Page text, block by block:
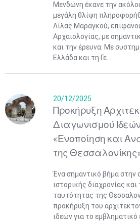
Μενδώνη έκανε την
μεγάλη θλίψη
Λίλας Μαραγκού,
Αρχαιολογίας, με
και την έρευνα. Με
Ελλάδα και τη Γε...
20/12/2025
Προκήρυξη
Διαγωνισμού
«Ενοποίηση και
της
Ένα σημαντικό βήμα στην
ιστορικής διαχρονίας
ταυτότητας της
προκήρυξη του
ιδεών για το